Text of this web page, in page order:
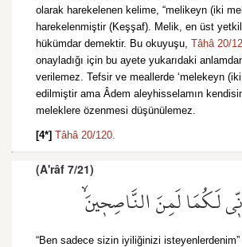
olarak harekelenen kelime, “melikeyn (iki
harekelenmiştir (Keşşaf). Melik, en üst
hükümdar demektir. Bu okuyuşu, Tâhâ 20/
onayladığı için bu ayete yukarıdaki
verilemez. Tefsir ve meallerde ‘melekeyn
edilmiştir ama Âdem aleyhisselamın
meleklere özenmesi düşünülemez.
[4*] Tâhâ 20/120.
(A'râf 7/21)
لَكُمَا لَمِنَ النَّاصِح۪ينَۙ
“Ben sadece sizin iyiliğinizi